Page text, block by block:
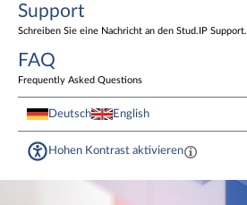
Support
Schreiben Sie eine Nachricht an den Stud.IP Support.
FAQ
Frequently Asked Questions
Deutsch English
Hohen Kontrast aktivieren